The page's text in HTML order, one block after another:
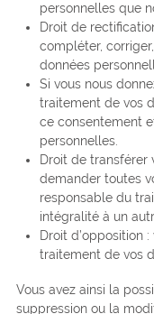
personnelles que
Droit de
compléter,
données
Si vous nous
traitement de vos
ce consentement
personnelles.
Droit de transférer
demander toutes
responsable du
intégralité à un
Droit d’opposition
traitement de vos
Vous avez ainsi la
suppression ou la